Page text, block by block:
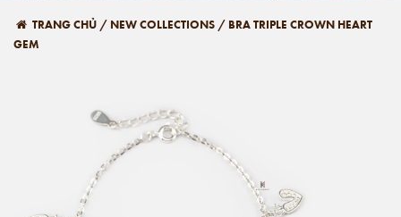
TRANG CHỦ / NEW COLLECTIONS / BRA TRIPLE CROWN HEART
GEM